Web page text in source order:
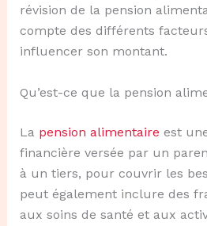
révision de la pension
compte des différents
influencer son montant.
Qu’est-ce que la pension
La pension alimentaire est
financière versée par un
à un tiers, pour couvrir les
peut également inclure des
aux soins de santé et aux